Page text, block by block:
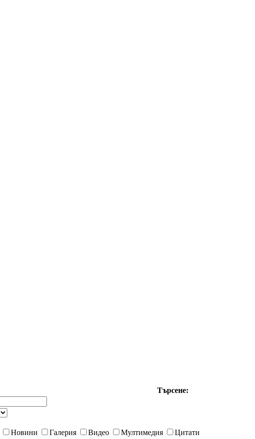
Търсене:
Новини Галерия Видео Мултимедия
Цитати